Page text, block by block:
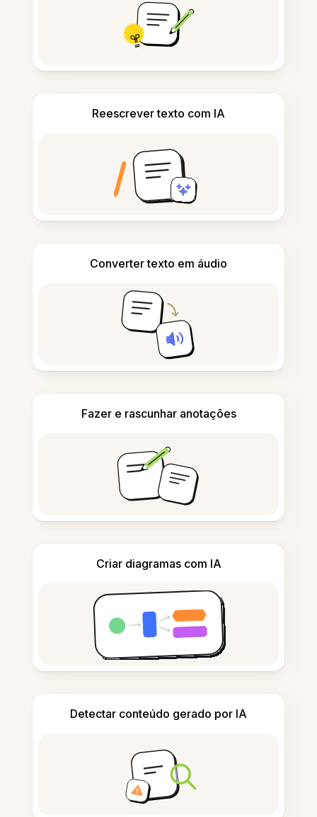
Reescrever texto com IA
Converter texto em áudio
Fazer e rascunhar anotações
Criar diagramas com IA
Detectar conteúdo gerado por IA